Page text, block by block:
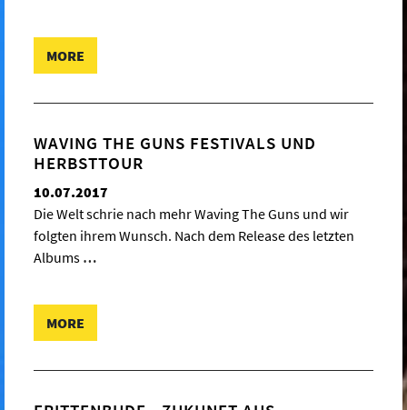
MORE
WAVING THE GUNS FESTIVALS UND
HERBSTTOUR
10.07.2017
Die Welt schrie nach mehr Waving The Guns und wir
folgten ihrem Wunsch. Nach dem Release des letzten
Albums …
MORE